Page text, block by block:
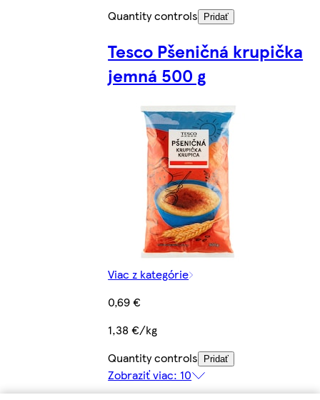
Quantity controls
Pridať
Tesco Pšeničná krupička
jemná 500 g
Viac z kategórie
0,69 €
1,38 €/kg
Quantity controls Pridať
Zobraziť viac: 10